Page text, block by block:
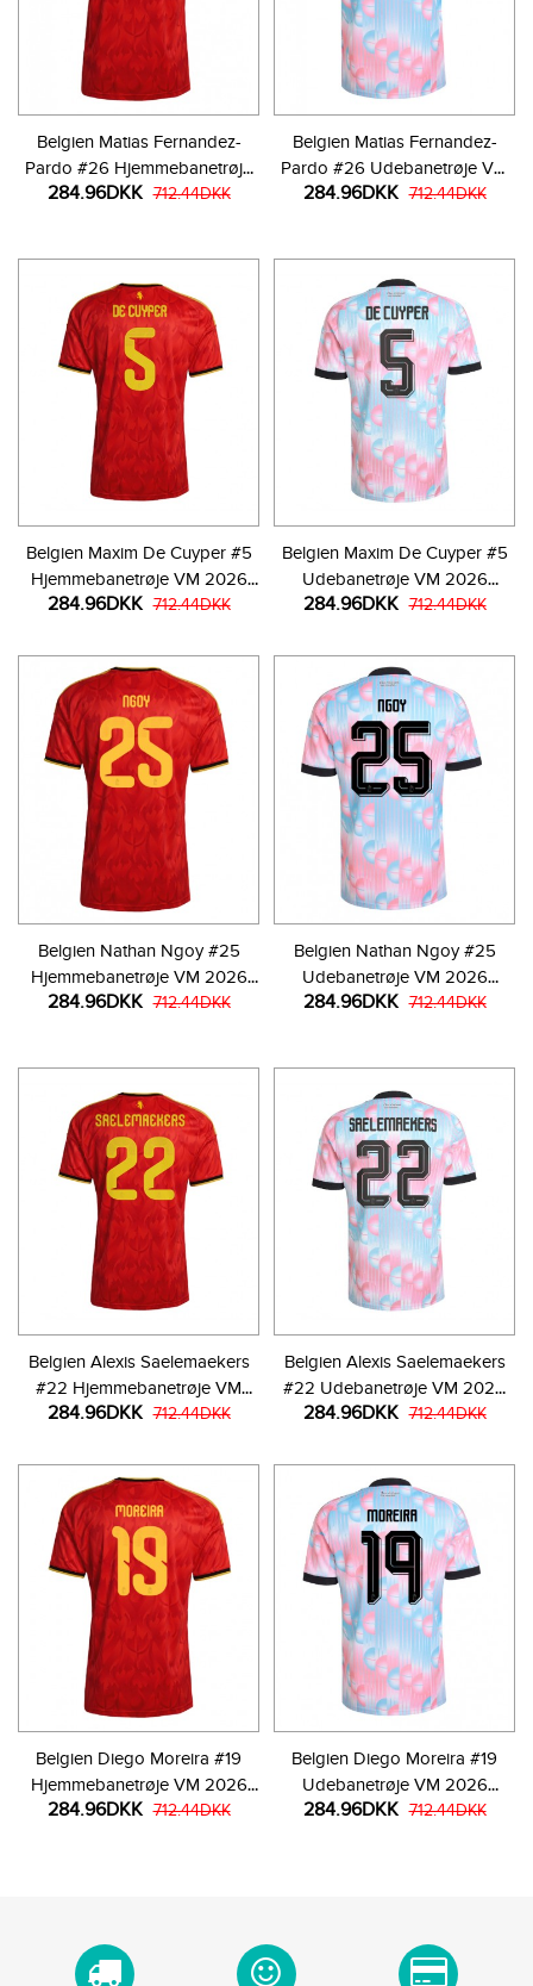
Belgien Matias Fernandez-
Pardo #26 Hjemmebanetrøje
VM 2026 Kortærmet
284.96DKK 712.44DKK
Belgien Matias Fernandez-
Pardo #26 Udebanetrøje VM
2026 Kortærmet
284.96DKK 712.44DKK
Belgien Maxim De Cuyper #5
Hjemmebanetrøje VM 2026
Kortærmet
284.96DKK 712.44DKK
Belgien Maxim De Cuyper #5
Udebanetrøje VM 2026
Kortærmet
284.96DKK 712.44DKK
Belgien Nathan Ngoy #25
Hjemmebanetrøje VM 2026
Kortærmet
284.96DKK 712.44DKK
Belgien Nathan Ngoy #25
Udebanetrøje VM 2026
Kortærmet
284.96DKK 712.44DKK
Belgien Alexis Saelemaekers
#22 Hjemmebanetrøje VM
2026 Kortærmet
284.96DKK 712.44DKK
Belgien Alexis Saelemaekers
#22 Udebanetrøje VM 2026
Kortærmet
284.96DKK 712.44DKK
Belgien Diego Moreira #19
Hjemmebanetrøje VM 2026
Kortærmet
284.96DKK 712.44DKK
Belgien Diego Moreira #19
Udebanetrøje VM 2026
Kortærmet
284.96DKK 712.44DKK